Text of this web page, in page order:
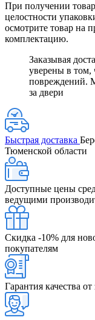
При получении
целостности
осмотрите товар на
комплектацию.
Заказывая
уверены в том,
повреждений.
за двери
Быстрая доставка
Тюменской области
Доступные цены
ведущими
Скидка -10% для
покупателям
Гарантия качества